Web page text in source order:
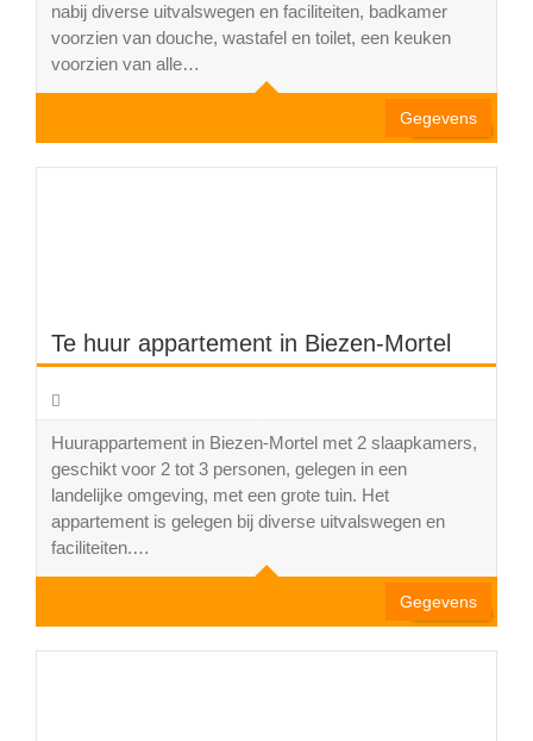
nabij diverse uitvalswegen en faciliteiten, badkamer
voorzien van douche, wastafel en toilet, een keuken
voorzien van alle…
Hertogenbosch/Vught m2
Gegevens
Te huur appartement in Biezen-Mortel
Huurappartement in Biezen-Mortel met 2 slaapkamers,
geschikt voor 2 tot 3 personen, gelegen in een
landelijke omgeving, met een grote tuin. Het
appartement is gelegen bij diverse uitvalswegen en
faciliteiten.…
Gegevens